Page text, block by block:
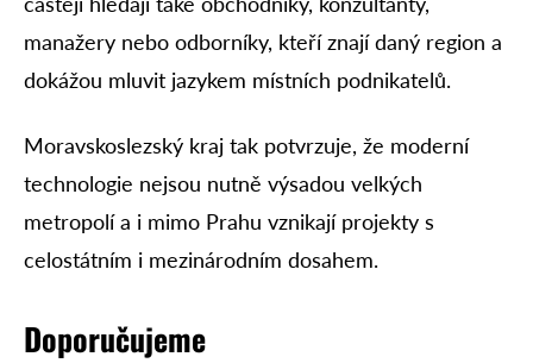
manažery nebo odborníky, kteří znají daný region a
dokážou mluvit jazykem místních podnikatelů.
Moravskoslezský kraj tak potvrzuje, že moderní
technologie nejsou nutně výsadou velkých
metropolí a i mimo Prahu vznikají projekty s
celostátním i mezinárodním dosahem.
Doporučujeme